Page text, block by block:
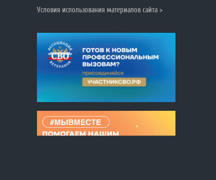
Условия использования материалов сайта >